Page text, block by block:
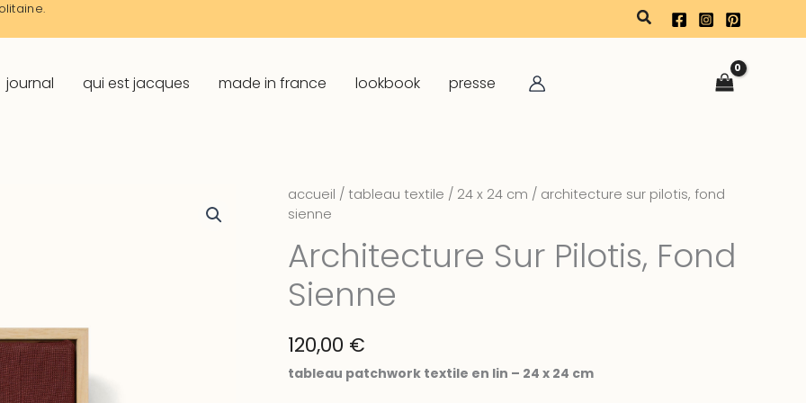
rechercher
journal qui est jacques made in france lookbook presse
accueil / tableau textile / 24 x 24 cm / architecture sur pilotis, fond
sienne
Architecture Sur Pilotis, Fond
Sienne
120,00 €
tableau patchwork textile en lin – 24 x 24 cm